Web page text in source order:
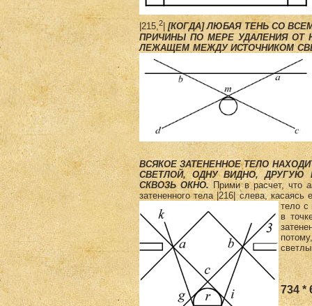
|215,2 |[КОГДА] ЛЮБАЯ ТЕНЬ СО
ПРИЧИНЫ ПО МЕРЕ УДАЛЕНИЯ ОТ
ЛЕЖАЩЕМ МЕЖДУ ИСТОЧНИКОМ
ВСЯКОЕ ЗАТЕНЕННОЕ ТЕЛО
СВЕТЛОЙ, ОДНУ ВИДНО,
СКВОЗЬ ОКНО.Прими в расчет, что
затененного тела |216| слева, касаясь
тело с
в
734 *